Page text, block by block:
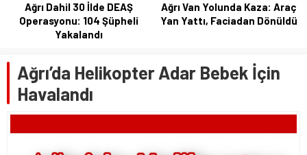
Ağrı Dahil 30 İlde DEAŞ
Operasyonu: 104 Şüpheli
Yakalandı
Ağrı Van Yolunda Kaza: Araç
Yan Yattı, Faciadan Dönüldü
Ağrı’da Helikopter Adar Bebek İçin
Havalandı